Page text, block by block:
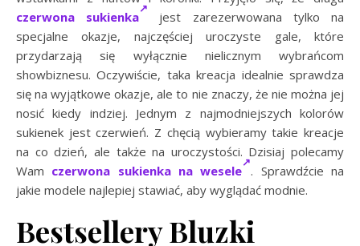
czerwona sukienka
jest zarezerwowana tylko na
specjalne okazje, najczęściej uroczyste gale, które
przydarzają się wyłącznie nielicznym wybrańcom
showbiznesu. Oczywiście, taka kreacja idealnie sprawdza
się na wyjątkowe okazje, ale to nie znaczy, że nie można jej
nosić kiedy indziej. Jednym z najmodniejszych kolorów
sukienek jest czerwień. Z chęcią wybieramy takie kreacje
na co dzień, ale także na uroczystości. Dzisiaj polecamy
Wam czerwona sukienka na wesele . Sprawdźcie na
jakie modele najlepiej stawiać, aby wyglądać modnie.
Bestsellery Bluzki